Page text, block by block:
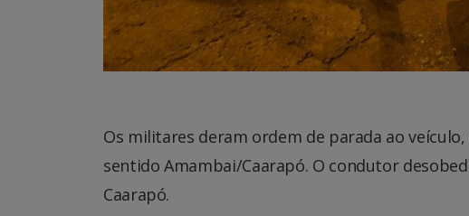
Os militares deram ordem de parada ao
sentido Amambai/Caarapó. O condutor
Caarapó.